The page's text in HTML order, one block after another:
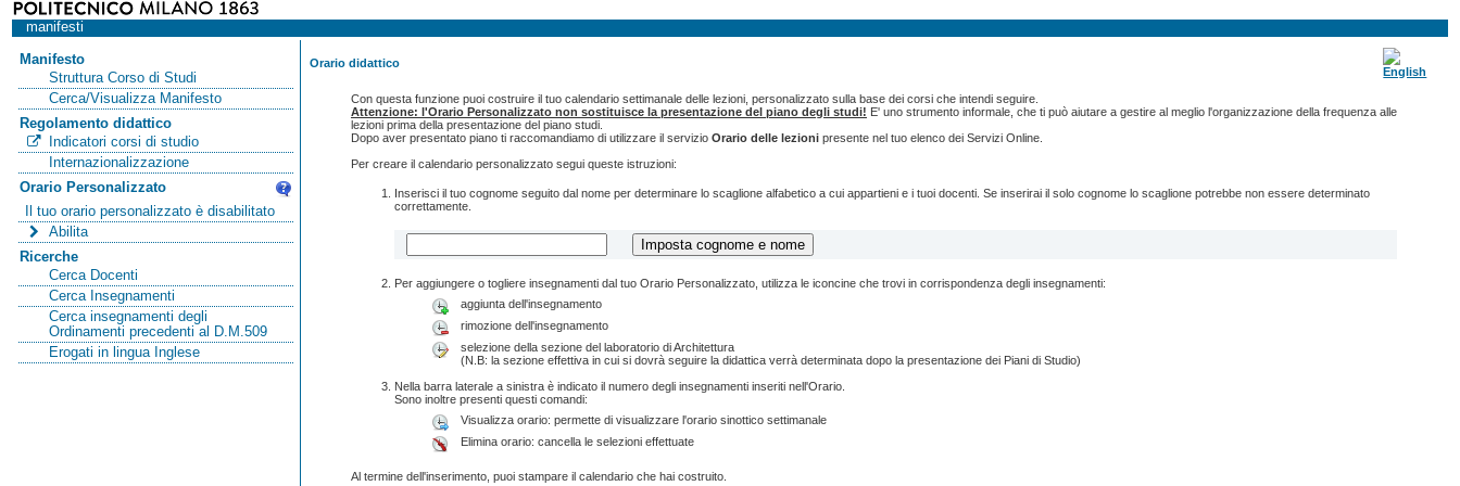
manifesti
Manifesto
Struttura Corso di Studi
Cerca/Visualizza Manifesto
Regolamento didattico
Indicatori corsi di studio
Internazionalizzazione
Orario Personalizzato
Il tuo orario personalizzato è disabilitato
Abilita
Ricerche
Cerca Docenti
Cerca Insegnamenti
Cerca insegnamenti degli
Ordinamenti precedenti al D.M.509
Erogati in lingua Inglese
Orario didattico
Con questa funzione puoi costruire il tuo calendario settimanale delle lezioni, personalizzato sulla base dei corsi che intendi seguire.
Attenzione: l'Orario Personalizzato non sostituisce la presentazione del piano degli studi! E' uno strumento informale, che ti può aiutare a gestire al meglio l'organizzazione della frequenza alle
lezioni prima della presentazione del piano studi.
Dopo aver presentato piano ti raccomandiamo di utilizzare il servizio Orario delle lezionipresente nel tuo elenco dei Servizi Online.
Per creare il calendario personalizzato segui queste istruzioni:
Inserisci il tuo cognome seguito dal nome per determinare lo scaglione alfabetico a cui appartieni e i tuoi docenti. Se inserirai il solo cognome lo scaglione potrebbe non essere determinato
correttamente.
Per aggiungere o togliere insegnamenti dal tuo Orario Personalizzato, utilizza le iconcine che trovi in corrispondenza degli insegnamenti:
aggiunta dell'insegnamento
rimozione dell'insegnamento
selezione della sezione del laboratorio di Architettura
(N.B: la sezione effettiva in cui si dovrà seguire la didattica verrà determinata dopo la presentazione dei Piani di Studio)
Nella barra laterale a sinistra è indicato il numero degli insegnamenti inseriti nell'Orario.
Sono inoltre presenti questi comandi:
Visualizza orario: permette di visualizzare l'orario sinottico settimanale
Elimina orario: cancella le selezioni effettuate
Al termine dell'inserimento, puoi stampare il calendario che hai costruito.